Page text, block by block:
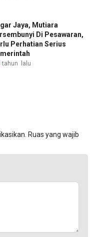
Jaya, Mutiara
Di Pesawaran,
Perhatian Serius
tahun lalu
Ruas yang wajib